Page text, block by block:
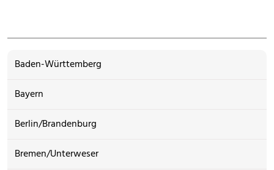
Baden-Württemberg
Bayern
Berlin/Brandenburg
Bremen/Unterweser